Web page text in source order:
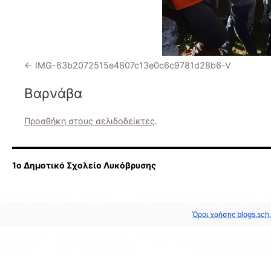
IMG-63b2072515e4807c13e0c6c9781d28b6-V
Βαρνάβα
Προσθήκη στους σελιδοδείκτες.
1ο Δημοτικό Σχολείο Λυκόβρυσης
Όροι χρήσης